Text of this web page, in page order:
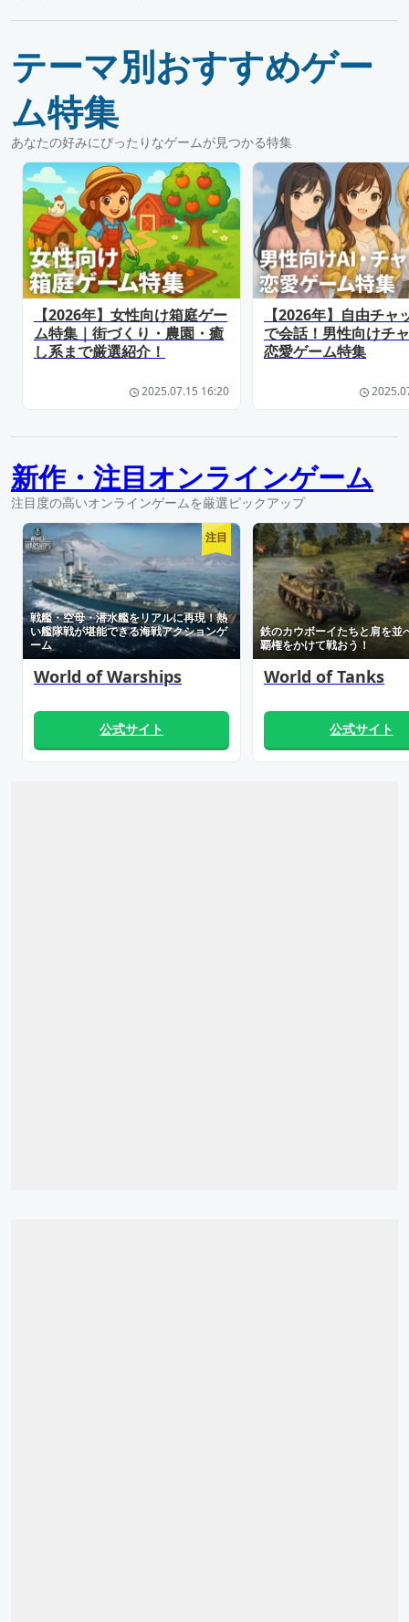
テーマ別おすすめゲー
ム特集
あなたの好みにぴったりなゲームが見つかる特集
【2026年】女性向け箱庭ゲー
ム特集｜街づくり・農園・癒
し系まで厳選紹介！
2025.07.15 16:20
【2026年】自由チャ
で会話！男性向けチ
恋愛ゲーム特集
新作・注目オンラインゲーム
注目度の高いオンラインゲームを厳選ピックアップ
World of Warships
戦艦・空母・潜水艦をリアルに再現！熱
い艦隊戦が堪能できる海戦アクションゲ
ーム
注目
公式サイト
World of Tanks
鉄のカウボーイたちと肩を並
覇権をかけて戦おう！
公式サイト